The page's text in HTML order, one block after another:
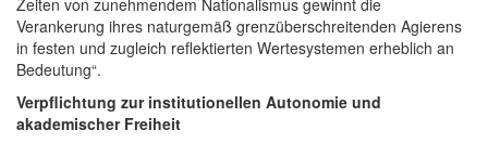
Verankerung ihres naturgemäß grenzüberschreitenden Agierens
in festen und zugleich reflektierten Wertesystemen erheblich an
Bedeutung“.
Verpflichtung zur institutionellen Autonomie und
akademischer Freiheit